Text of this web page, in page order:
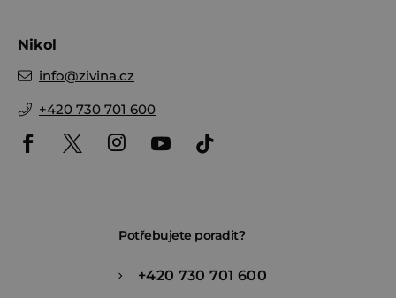
Nikol
info@zivina.cz
+420 730 701 600
Potřebujete poradit?
+420 730 701 600